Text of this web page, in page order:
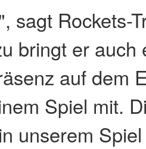
sagt Rockets-
bringt er auch
auf dem
Spiel mit.
unserem